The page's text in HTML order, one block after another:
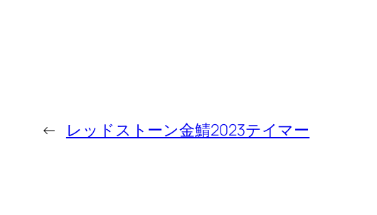
← レッドストーン金鯖2023テイマー